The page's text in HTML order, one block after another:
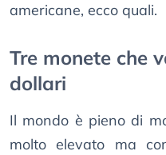
americane, ecco quali.
Tre monete che
dollari
Il mondo è pieno di
molto elevato ma